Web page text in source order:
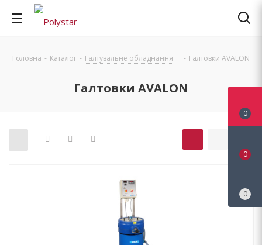
Головна - Каталог - Галтувальне обладнання - Галтовки AVALON
Галтовки AVALON
0
0
0